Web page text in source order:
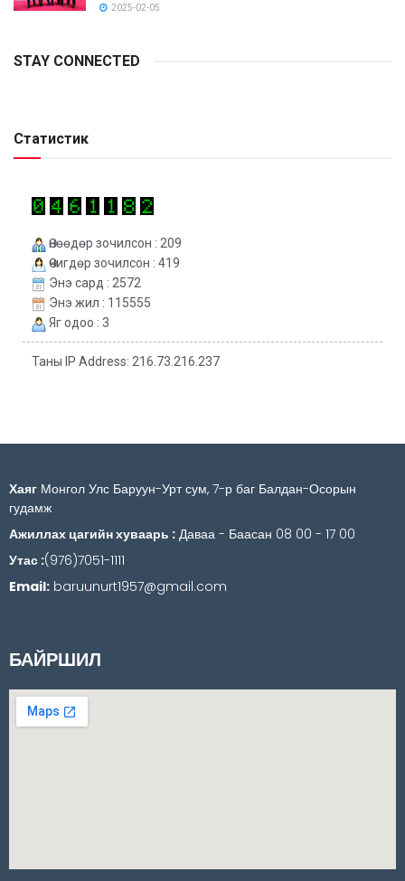
2025-02-05
STAY CONNECTED
Статистик
Өнөөдөр зочилсон : 209
Өчигдөр зочилсон : 419
Энэ сард : 2572
Энэ жил : 115555
Яг одоо : 3
Таны IP Address: 216.73.216.237
Хаяг Монгол Улс Баруун-Урт сум, 7-р баг Балдан-Осорын
гудамж
Ажиллах цагийн хуваарь : Даваа - Баасан 08 00 - 17 00
Утас :(976)7051-1111
Email: baruunurt1957@gmail.com
БАЙРШИЛ